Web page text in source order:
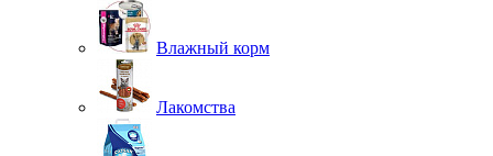
Влажный корм
Лакомства